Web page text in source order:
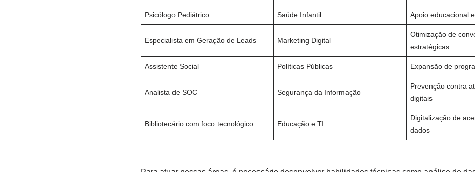
Psicólogo Pediátrico Saúde Infantil Apoio educacional
Especialista em Geração de Leads Marketing Digital
Otimização de
estratégicas
Assistente Social Políticas Públicas Expansão de
Analista de SOC Segurança da Informação
Prevenção contra
digitais
Bibliotecário com foco tecnológico Educação e TI
Digitalização de
dados